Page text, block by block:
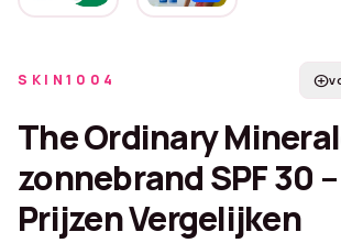
SKIN1004 add_circle
The Ordinary
zonnebrand SPF 30
Prijzen Vergelijken